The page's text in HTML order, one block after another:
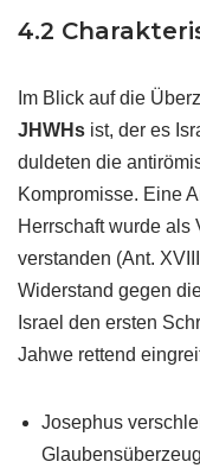
4.2
Im Blick auf die
JHWHs ist, der es
duldeten die
Kompromisse. Eine
Herrschaft wurde als
verstanden (Ant.
Widerstand gegen
Israel den ersten
Jahwe rettend
Josephus